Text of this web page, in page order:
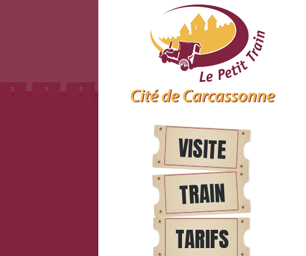
VISITE
TRAIN
TARIFS